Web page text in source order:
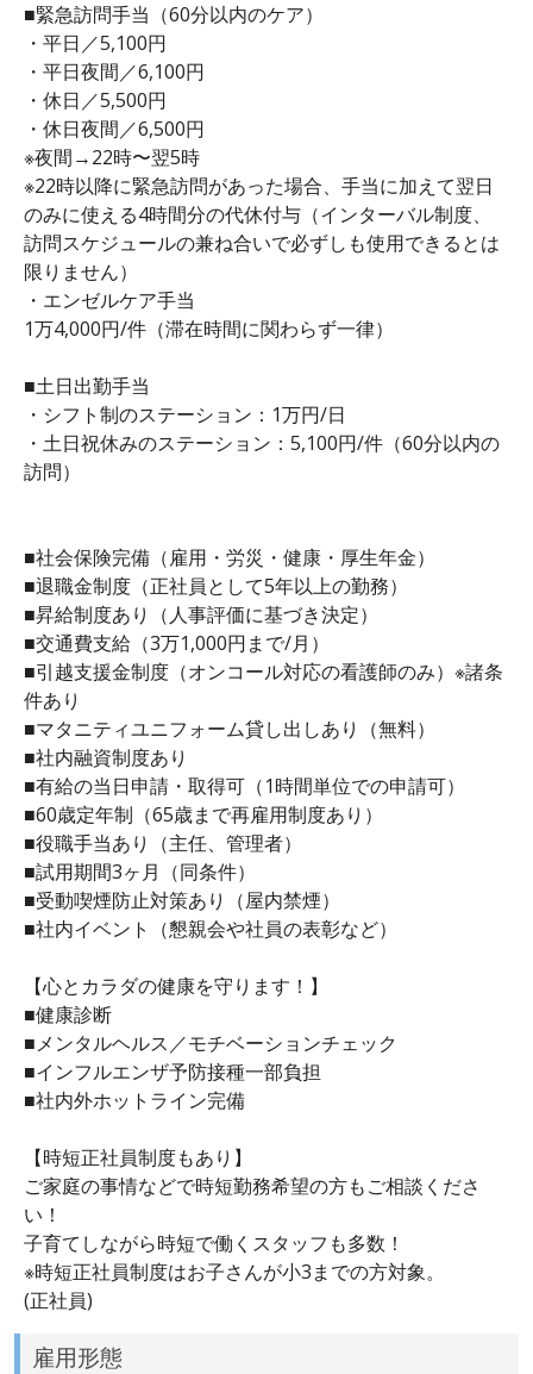
■緊急訪問手当（60分以内のケア）
・平日／5,100円
・平日夜間／6,100円
・休日／5,500円
・休日夜間／6,500円
※夜間→22時〜翌5時
※22時以降に緊急訪問があった場合、手当に加えて翌日
のみに使える4時間分の代休付与（インターバル制度、
訪問スケジュールの兼ね合いで必ずしも使用できるとは
限りません）
・エンゼルケア手当
1万4,000円/件（滞在時間に関わらず一律）
■土日出勤手当
・シフト制のステーション：1万円/日
・土日祝休みのステーション：5,100円/件（60分以内の
訪問）
■社会保険完備（雇用・労災・健康・厚生年金）
■退職金制度（正社員として5年以上の勤務）
■昇給制度あり（人事評価に基づき決定）
■交通費支給（3万1,000円まで/月）
■引越支援金制度（オンコール対応の看護師のみ）※諸条
件あり
■マタニティユニフォーム貸し出しあり（無料）
■社内融資制度あり
■有給の当日申請・取得可（1時間単位での申請可）
■60歳定年制（65歳まで再雇用制度あり）
■役職手当あり（主任、管理者）
■試用期間3ヶ月（同条件）
■受動喫煙防止対策あり（屋内禁煙）
■社内イベント（懇親会や社員の表彰など）
【心とカラダの健康を守ります！】
■健康診断
■メンタルヘルス／モチベーションチェック
■インフルエンザ予防接種一部負担
■社内外ホットライン完備
【時短正社員制度もあり】
ご家庭の事情などで時短勤務希望の方もご相談くださ
い！
子育てしながら時短で働くスタッフも多数！
※時短正社員制度はお子さんが小3までの方対象。
(正社員)
雇用形態